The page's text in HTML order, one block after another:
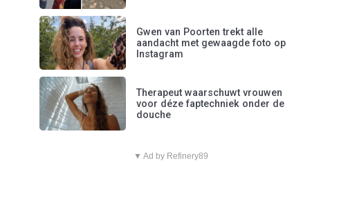
Gwen van Poorten trekt alle
aandacht met gewaagde foto op
Instagram
Therapeut waarschuwt vrouwen
voor déze faptechniek onder de
douche
▼ Ad by Refinery89